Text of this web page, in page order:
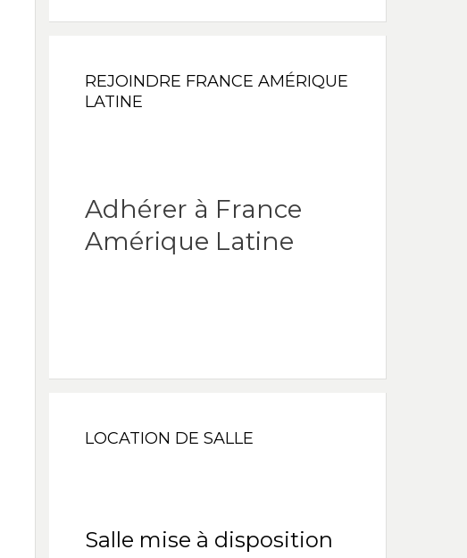
REJOINDRE FRANCE AMÉRIQUE
LATINE
Adhérer à France
Amérique Latine
LOCATION DE SALLE
Salle mise à disposition